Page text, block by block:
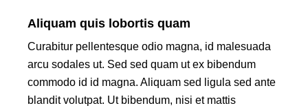
Aliquam quis lobortis quam
Curabitur pellentesque odio magna, id malesuada
arcu sodales ut. Sed sed quam ut ex bibendum
commodo id id magna. Aliquam sed ligula sed ante
blandit volutpat. Ut bibendum, nisi et mattis